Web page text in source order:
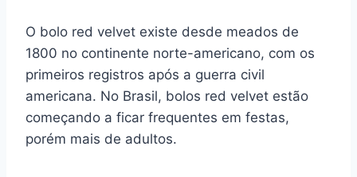
O bolo red velvet existe desde meados de
1800 no continente norte-americano, com os
primeiros registros após a guerra civil
americana. No Brasil, bolos red velvet estão
começando a ficar frequentes em festas,
porém mais de adultos.